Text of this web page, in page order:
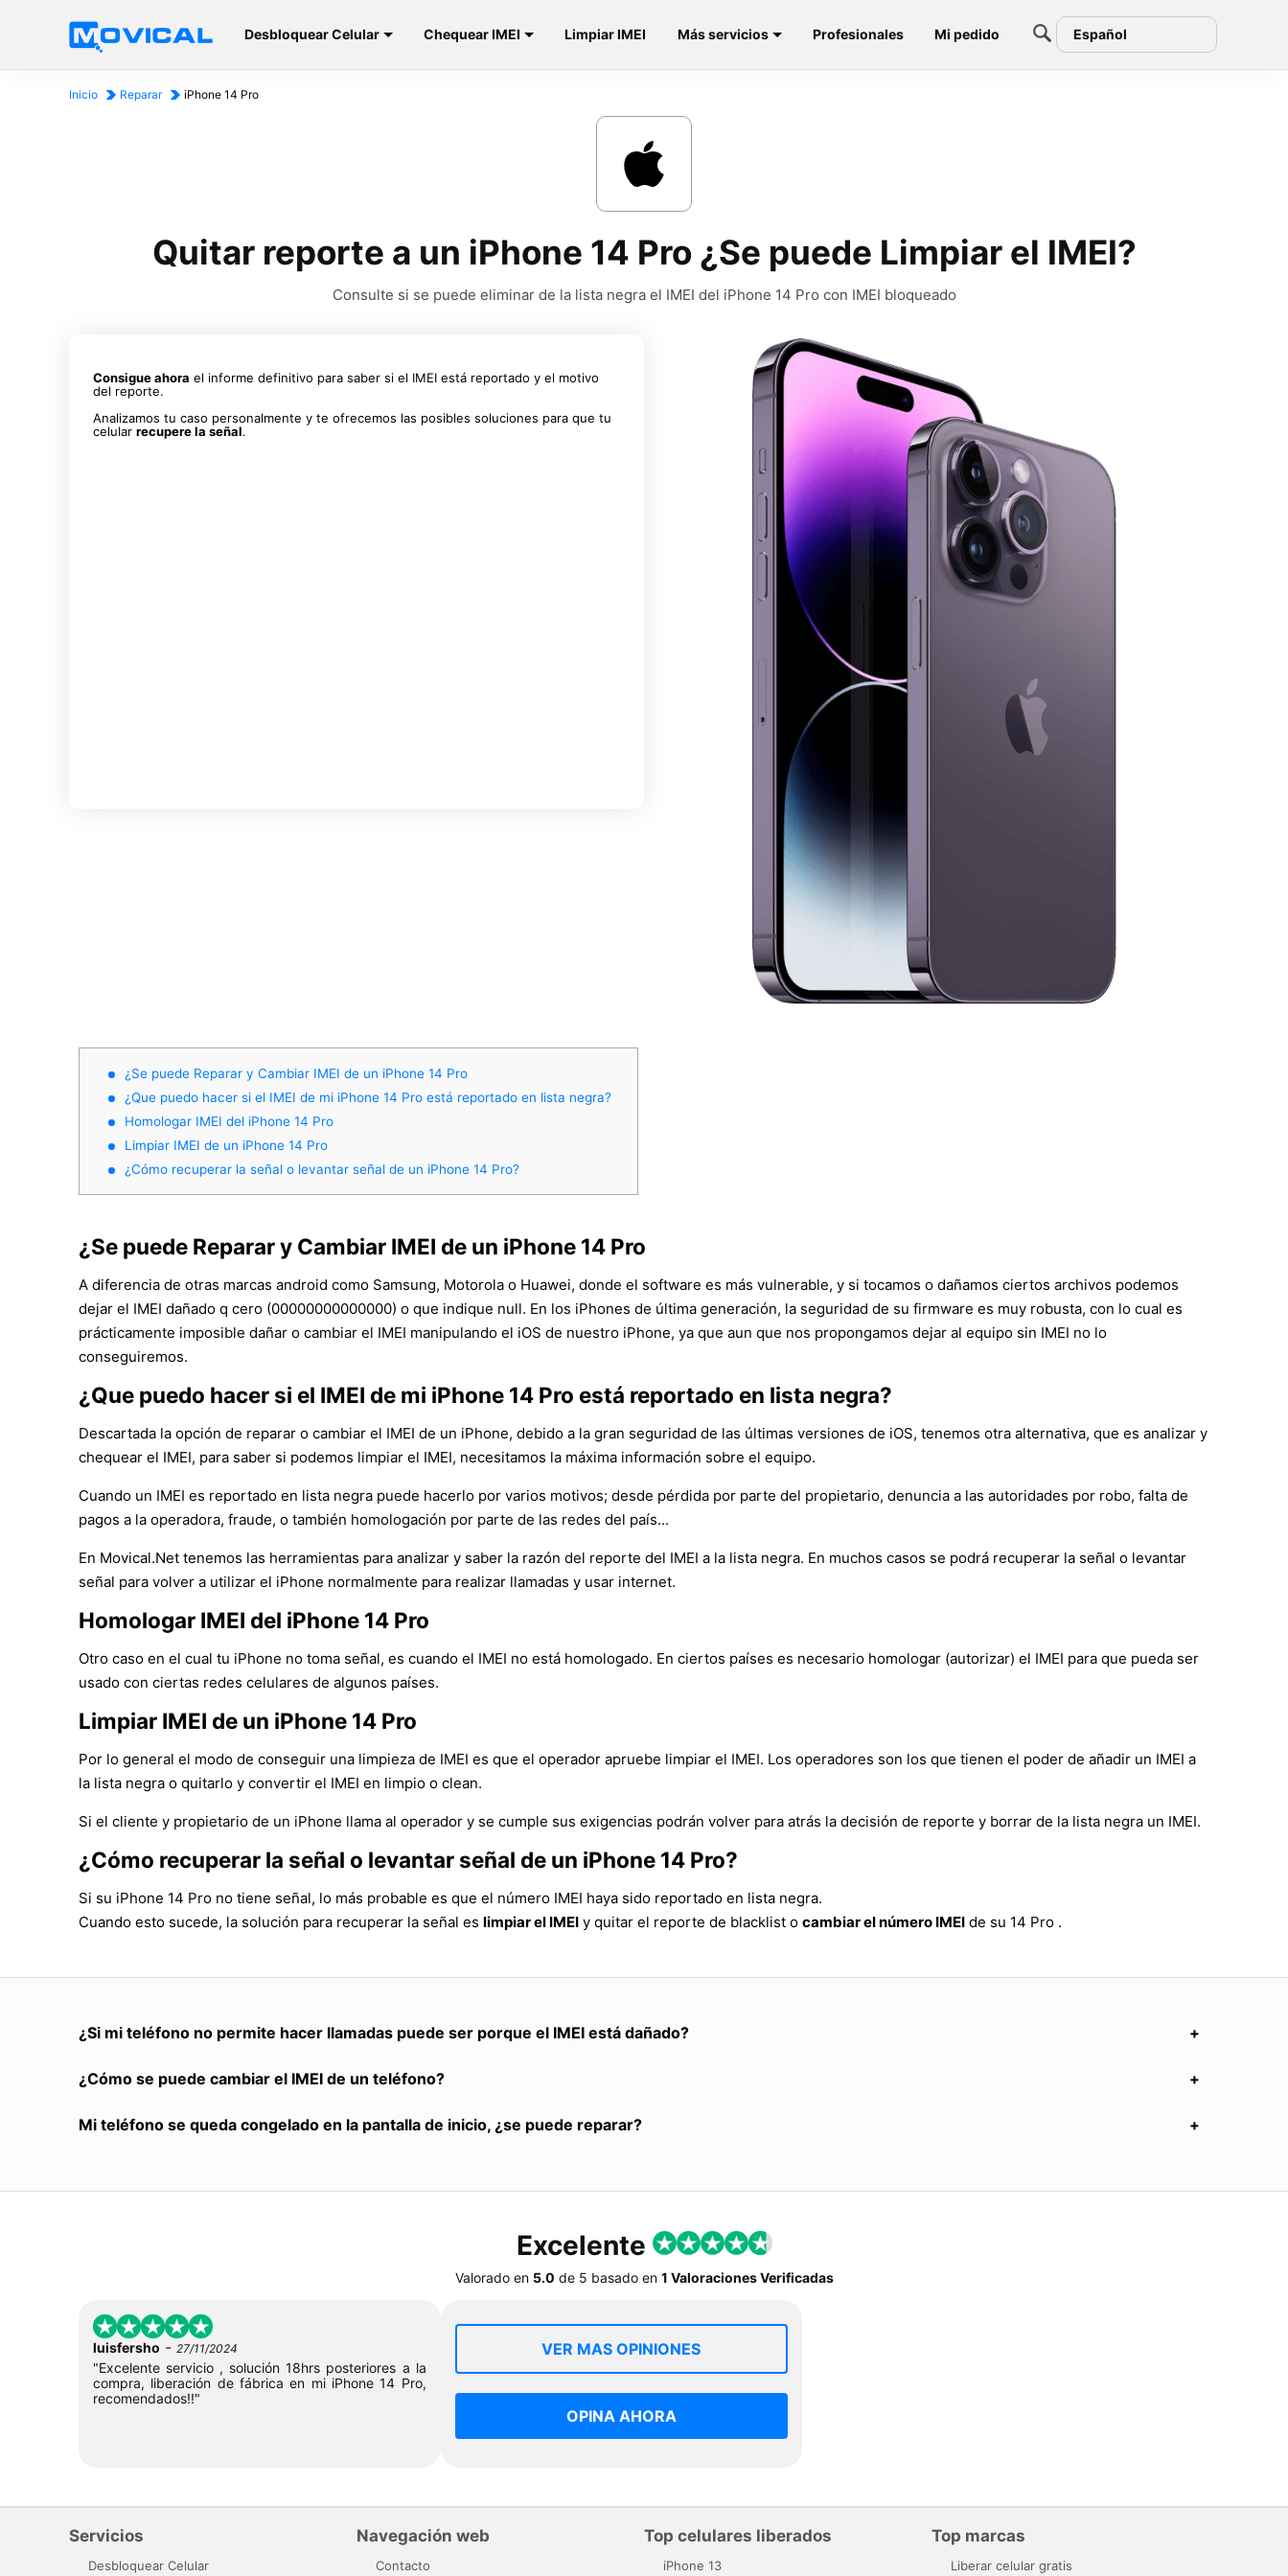
Desbloquear Celular Chequear IMEI Limpiar IMEI Más servicios Profesionales Mi pedido Español
Inicio Reparar iPhone 14 Pro
Quitar reporte a un iPhone 14 Pro ¿Se puede Limpiar el IMEI?
Consulte si se puede eliminar de la lista negra el IMEI del iPhone 14 Pro con IMEI bloqueado
Consigue ahora el informe definitivo para saber si el IMEI está reportado y el motivo
del reporte.
Analizamos tu caso personalmente y te ofrecemos las posibles soluciones para que tu
celular recupere la señal.
¿Se puede Reparar y Cambiar IMEI de un iPhone 14 Pro
¿Que puedo hacer si el IMEI de mi iPhone 14 Pro está reportado en lista negra?
Homologar IMEI del iPhone 14 Pro
Limpiar IMEI de un iPhone 14 Pro
¿Cómo recuperar la señal o levantar señal de un iPhone 14 Pro?
¿Se puede Reparar y Cambiar IMEI de un iPhone 14 Pro
A diferencia de otras marcas android como Samsung, Motorola o Huawei, donde el software es más vulnerable, y si tocamos o dañamos ciertos archivos podemos
dejar el IMEI dañado q cero (00000000000000) o que indique null. En los iPhones de última generación, la seguridad de su firmware es muy robusta, con lo cual es
prácticamente imposible dañar o cambiar el IMEI manipulando el iOS de nuestro iPhone, ya que aun que nos propongamos dejar al equipo sin IMEI no lo
conseguiremos.
¿Que puedo hacer si el IMEI de mi iPhone 14 Pro está reportado en lista negra?
Descartada la opción de reparar o cambiar el IMEI de un iPhone, debido a la gran seguridad de las últimas versiones de iOS, tenemos otra alternativa, que es analizar y
chequear el IMEI, para saber si podemos limpiar el IMEI, necesitamos la máxima información sobre el equipo.
Cuando un IMEI es reportado en lista negra puede hacerlo por varios motivos; desde pérdida por parte del propietario, denuncia a las autoridades por robo, falta de
pagos a la operadora, fraude, o también homologación por parte de las redes del país...
En Movical.Net tenemos las herramientas para analizar y saber la razón del reporte del IMEI a la lista negra. En muchos casos se podrá recuperar la señal o levantar
señal para volver a utilizar el iPhone normalmente para realizar llamadas y usar internet.
Homologar IMEI del iPhone 14 Pro
Otro caso en el cual tu iPhone no toma señal, es cuando el IMEI no está homologado. En ciertos países es necesario homologar (autorizar) el IMEI para que pueda ser
usado con ciertas redes celulares de algunos países.
Limpiar IMEI de un iPhone 14 Pro
Por lo general el modo de conseguir una limpieza de IMEI es que el operador apruebe limpiar el IMEI. Los operadores son los que tienen el poder de añadir un IMEI a
la lista negra o quitarlo y convertir el IMEI en limpio o clean.
Si el cliente y propietario de un iPhone llama al operador y se cumple sus exigencias podrán volver para atrás la decisión de reporte y borrar de la lista negra un IMEI.
¿Cómo recuperar la señal o levantar señal de un iPhone 14 Pro?
Si su iPhone 14 Pro no tiene señal, lo más probable es que el número IMEI haya sido reportado en lista negra.
Cuando esto sucede, la solución para recuperar la señal es limpiar el IMEI y quitar el reporte de blacklist o cambiar el número IMEI de su 14 Pro .
¿Si mi teléfono no permite hacer llamadas puede ser porque el IMEI está dañado?
¿Cómo se puede cambiar el IMEI de un teléfono?
Mi teléfono se queda congelado en la pantalla de inicio, ¿se puede reparar?
Excelente
Valorado en 5.0 de 5 basado en 1 Valoraciones Verificadas
luisfersho - 27/11/2024
"Excelente servicio , solución 18hrs posteriores a la
compra, liberación de fábrica en mi iPhone 14 Pro,
recomendados!!"
VER MAS OPINIONES
OPINA AHORA
Servicios
Desbloquear Celular
Navegación web
Contacto
Top celulares liberados
iPhone 13
Top marcas
Liberar celular gratis